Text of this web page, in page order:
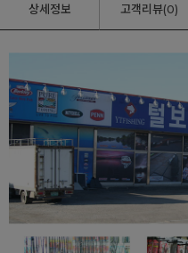
상세정보 고객리뷰(0)